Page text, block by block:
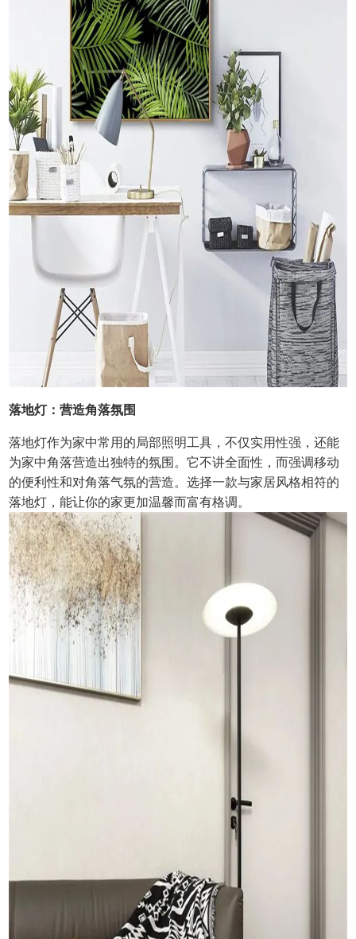
落地灯：营造角落氛围
落地灯作为家中常用的局部照明工具，不仅实用性强，还能
为家中角落营造出独特的氛围。它不讲全面性，而强调移动
的便利性和对角落气氛的营造。选择一款与家居风格相符的
落地灯，能让你的家更加温馨而富有格调。